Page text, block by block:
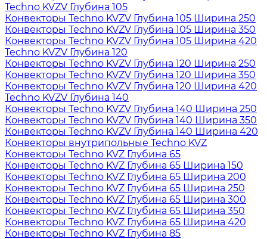
Techno KVZV Глубина 105
Конвекторы Techno KVZV Глубина 105 Ширина 250
Конвекторы Techno KVZV Глубина 105 Ширина 350
Конвекторы Techno KVZV Глубина 105 Ширина 420
Techno KVZV Глубина 120
Конвекторы Techno KVZV Глубина 120 Ширина 250
Конвекторы Techno KVZV Глубина 120 Ширина 350
Конвекторы Techno KVZV Глубина 120 Ширина 420
Techno KVZV Глубина 140
Конвекторы Techno KVZV Глубина 140 Ширина 250
Конвекторы Techno KVZV Глубина 140 Ширина 350
Конвекторы Techno KVZV Глубина 140 Ширина 420
Конвекторы внутрипольные Techno KVZ
Конвекторы Techno KVZ Глубина 65
Конвекторы Techno KVZ Глубина 65 Ширина 150
Конвекторы Techno KVZ Глубина 65 Ширина 200
Конвекторы Techno KVZ Глубина 65 Ширина 250
Конвекторы Techno KVZ Глубина 65 Ширина 300
Конвекторы Techno KVZ Глубина 65 Ширина 350
Конвекторы Techno KVZ Глубина 65 Ширина 420
Конвекторы Techno KVZ Глубина 85